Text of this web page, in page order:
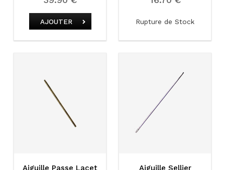
AJOUTER Rupture de Stock
Aiguille Passe Lacet
Aiguille Sellier